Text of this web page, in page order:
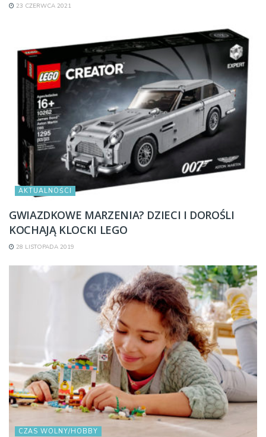
23 CZERWCA 2021
AKTUALNOŚCI
GWIAZDKOWE MARZENIA? DZIECI I DOROŚLI
KOCHAJĄ KLOCKI LEGO
28 LISTOPADA 2019
CZAS WOLNY/HOBBY